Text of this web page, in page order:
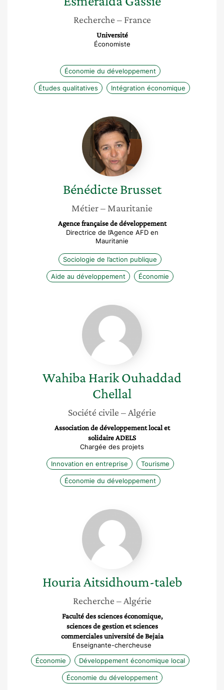
Recherche – France
Université
Économiste
Économie du développement
Études qualitatives Intégration économique
Bénédicte
Brusset
Bénédicte Brusset
Métier– Mauritanie
Agence française de développement
Directrice de l’Agence AFD en
Mauritanie
Sociologie de l’action publique
Aide au développement Économie
Wahiba
Harik
Ouhaddad
Chellal
WahibaHarik Ouhaddad
Chellal
Société civile – Algérie
Association de développement local et
solidaire ADELS
Chargée des projets
Innovation en entreprise Tourisme
Économie du développement
Houria
Aitsidhoum-
taleb
HouriaAitsidhoum-taleb
Recherche – Algérie
Faculté des sciences économique,
sciences de gestion et sciences
commerciales université de Bejaia
Enseignante-chercheuse
Économie
Développement économique local
Économie du développement